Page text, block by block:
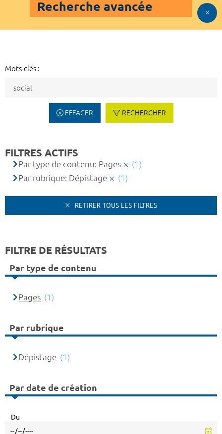
Recherche avancée
Mots-clés :
EFFACER RECHERCHER
FILTRES ACTIFS
Par type de contenu: Pages
(1)
Par rubrique: Dépistage
(1)
RETIRER TOUS LES FILTRES
FILTRE DE RÉSULTATS
Par type de contenu
Pages (1)
Par rubrique
Dépistage (1)
Par date de création
Du